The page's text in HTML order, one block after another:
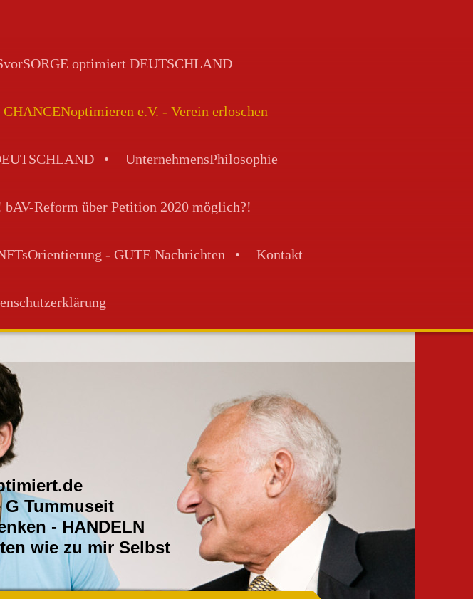
optimiert DEUTSCHLAND
e.V. - Verein erloschen
UnternehmensPhilosophie
Reform über Petition 2020 möglich?!
- GUTE Nachrichten Kontakt
- HANDELN
wie zu mir Selbst